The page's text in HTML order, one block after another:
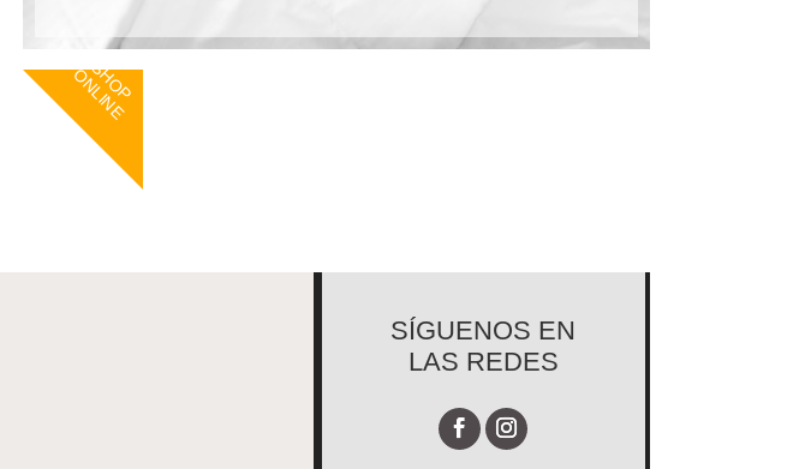
S
H
O
P
O
N
L
I
N
E
SÍGUENOS EN
LAS REDES